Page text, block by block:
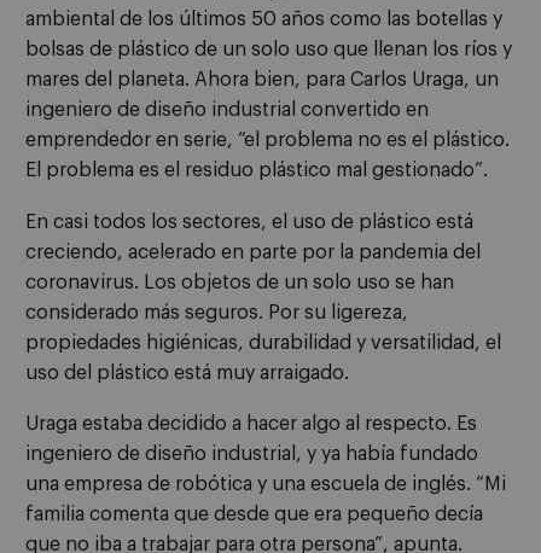
ambiental de los últimos 50 años como las botellas y
bolsas de plástico de un solo uso que llenan los ríos y
mares del planeta. Ahora bien, para Carlos Uraga, un
ingeniero de diseño industrial convertido en
emprendedor en serie, “el problema no es el plástico.
El problema es el residuo plástico mal gestionado”.
En casi todos los sectores, el uso de plástico está
creciendo, acelerado en parte por la pandemia del
coronavirus. Los objetos de un solo uso se han
considerado más seguros. Por su ligereza,
propiedades higiénicas, durabilidad y versatilidad, el
uso del plástico está muy arraigado.
Uraga estaba decidido a hacer algo al respecto. Es
ingeniero de diseño industrial, y ya había fundado
una empresa de robótica y una escuela de inglés. “Mi
familia comenta que desde que era pequeño decía
que no iba a trabajar para otra persona”, apunta.